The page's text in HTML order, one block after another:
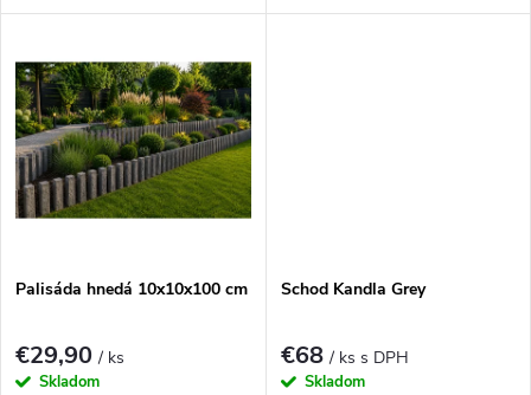
všetkých, ktorí hľadajú
a dlhej životnosti.
všetkých, ktorí potrebujú
Palisáda hnedá 10x10x100 cm
€29,90/ ks
Skladom
Schod Kandla Grey
€68/ ks s DPH
Skladom